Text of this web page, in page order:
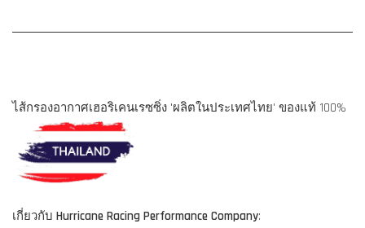
ไส้กรองอากาศเฮอริเคนเรซซิ่ง 'ผลิตในประเทศไทย' ของแท้ 100%
เกี่ยวกับ Hurricane Racing Performance Company: